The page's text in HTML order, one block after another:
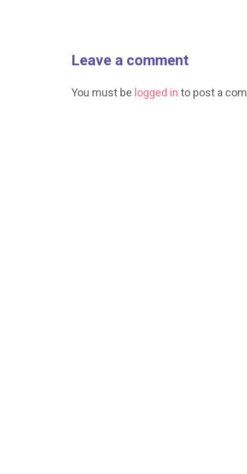
Leave a comment
You must be logged in to post a